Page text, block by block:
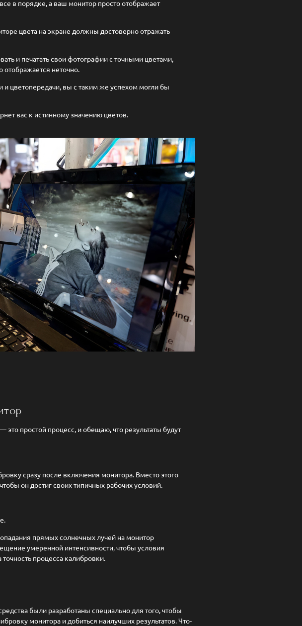
в порядке, а ваш монитор просто отображает
цвета на экране должны достоверно отражать
и печатать свои фотографии с точными цветами,
отображается неточно.
и цветопередачи, вы с таким же успехом могли бы
вас к истинному значению цветов.
простой процесс, и обещаю, что результаты будут
сразу после включения монитора. Вместо этого
он достиг своих типичных рабочих условий.
прямых солнечных лучей на монитор
умеренной интенсивности, чтобы условия
процесса калибровки.
были разработаны специально для того, чтобы
монитора и добиться наилучших результатов. Что-